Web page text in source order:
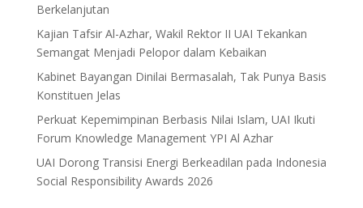
Berkelanjutan
Kajian Tafsir Al-Azhar, Wakil Rektor II UAI Tekankan
Semangat Menjadi Pelopor dalam Kebaikan
Kabinet Bayangan Dinilai Bermasalah, Tak Punya Basis
Konstituen Jelas
Perkuat Kepemimpinan Berbasis Nilai Islam, UAI Ikuti
Forum Knowledge Management YPI Al Azhar
UAI Dorong Transisi Energi Berkeadilan pada Indonesia
Social Responsibility Awards 2026